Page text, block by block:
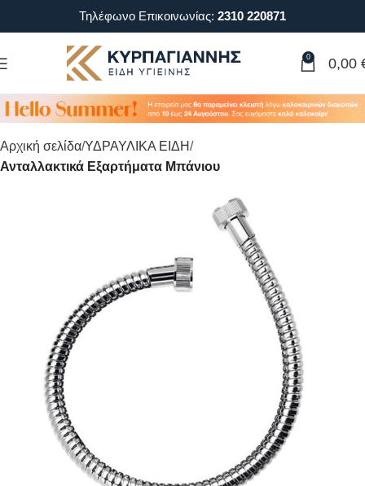
Τηλέφωνο Επικοινωνίας: 2310 220871
0 0,00
Αρχική σελίδα ΥΔΡΑΥΛΙΚΑ ΕΙΔΗ
Ανταλλακτικά Εξαρτήματα Μπάνιου